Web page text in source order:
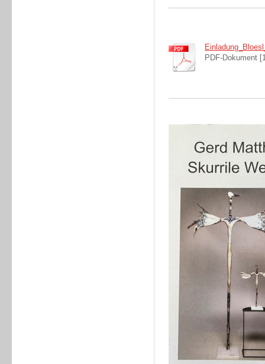
PDF-Dokument